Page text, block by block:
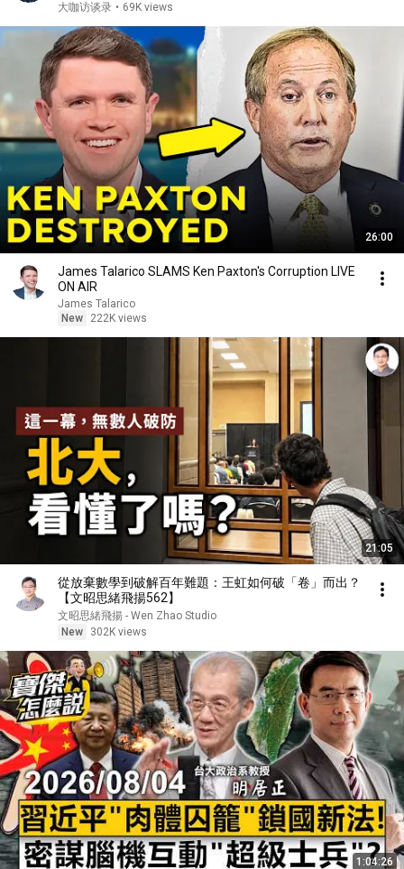
大咖访谈录 • 69K views
26:00
James Talarico SLAMS Ken Paxton's Corruption LIVE
ON AIR
James Talarico
New
222K views
21:05
從放棄數學到破解百年難題：王虹如何破「卷」而出？
【文昭思緒飛揚562】
文昭思緒飛揚 - Wen Zhao Studio
New
302K views
1:04:26